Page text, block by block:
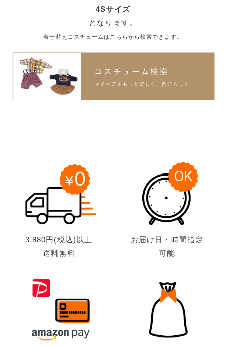
4Sサイズ
となります。
着せ替えコスチュームはこちらから検索できます。
3,980円(税込)以上
送料無料
お届け日・時間指定
可能